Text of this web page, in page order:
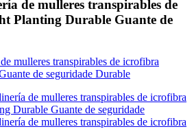
de mulleres transpirables de
Planting Durable Guante de